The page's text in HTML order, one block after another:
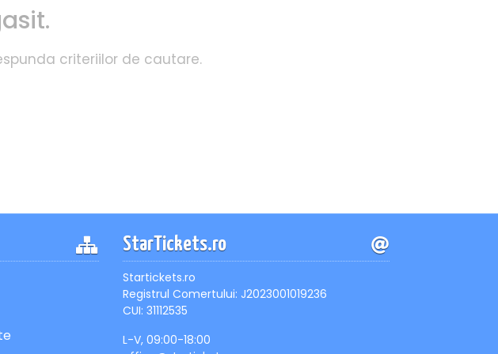
criteriilor de cautare.
StarTickets.ro
Startickets.ro
Registrul Comertului: J2023001019236
CUI: 31112535
L-V, 09:00-18:00